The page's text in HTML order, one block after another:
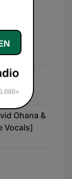
Fairy
Ohana &
Vocals]